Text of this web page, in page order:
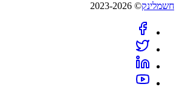
חשמלינק© 2023-2026